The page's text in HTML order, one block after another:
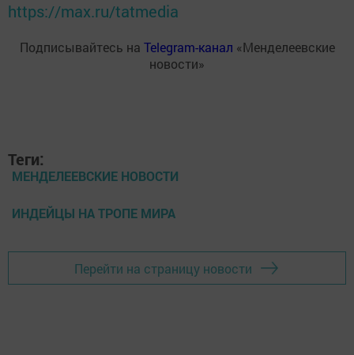
https://max.ru/tatmedia
Подписывайтесь на Telegram-канал «Менделеевские
новости»
Теги:
МЕНДЕЛЕЕВСКИЕ НОВОСТИ
ИНДЕЙЦЫ НА ТРОПЕ МИРА
Перейти на страницу новости